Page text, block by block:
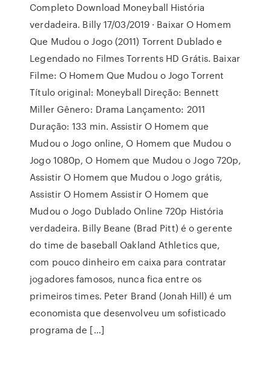
Completo Download Moneyball História
verdadeira. Billy 17/03/2019 · Baixar O Homem
Que Mudou o Jogo (2011) Torrent Dublado e
Legendado no Filmes Torrents HD Grátis. Baixar
Filme: O Homem Que Mudou o Jogo Torrent
Título original: Moneyball Direção: Bennett
Miller Gênero: Drama Lançamento: 2011
Duração: 133 min. Assistir O Homem que
Mudou o Jogo online, O Homem que Mudou o
Jogo 1080p, O Homem que Mudou o Jogo 720p,
Assistir O Homem que Mudou o Jogo grátis,
Assistir O Homem Assistir O Homem que
Mudou o Jogo Dublado Online 720p História
verdadeira. Billy Beane (Brad Pitt) é o gerente
do time de baseball Oakland Athletics que,
com pouco dinheiro em caixa para contratar
jogadores famosos, nunca fica entre os
primeiros times. Peter Brand (Jonah Hill) é um
economista que desenvolveu um sofisticado
programa de […]